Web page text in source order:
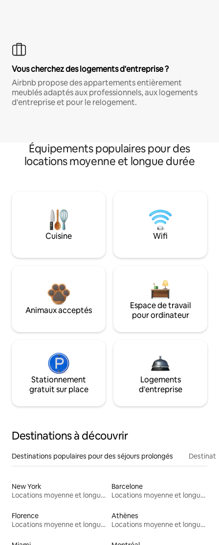
Vous cherchez des logements d'entreprise ?
Airbnb propose des appartements entièrement
meublés adaptés aux professionnels, aux logements
d'entreprise et pour le relogement.
Équipements populaires pour des
locations moyenne et longue durée
Cuisine Wifi
Animaux acceptés
Espace de travail
pour ordinateur
Stationnement
gratuit sur place
Logements
d'entreprise
Destinations à découvrir
Destinations populaires pour des séjours prolongés
New York
Locations moyenne et longue durée
Barcelone
Locations moyenne et longue durée
Florence
Locations moyenne et longue durée
Athènes
Locations moyenne et longue durée